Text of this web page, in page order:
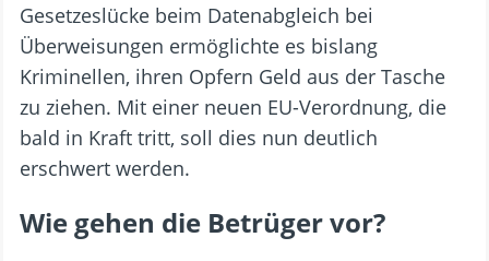
Gesetzeslücke beim Datenabgleich bei
Überweisungen ermöglichte es bislang
Kriminellen, ihren Opfern Geld aus der Tasche
zu ziehen. Mit einer neuen EU-Verordnung, die
bald in Kraft tritt, soll dies nun deutlich
erschwert werden.
Wie gehen die Betrüger vor?